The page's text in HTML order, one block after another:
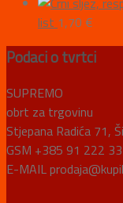
list 1,70 €
Podaci o tvrtci
SUPREMO
obrt za trgovinu
Stjepana Radića 71,
GSM +385 91 222
E-MAIL